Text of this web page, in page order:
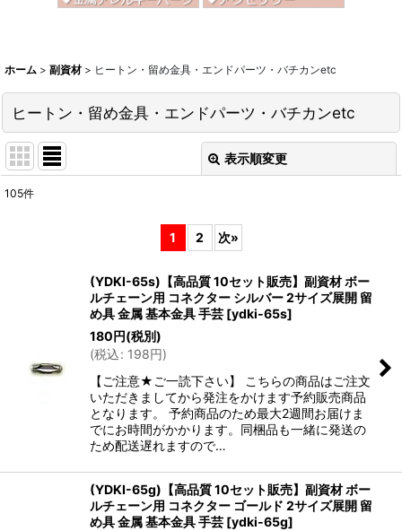
ホーム > 副資材 > ヒートン・留め金具・エンドパーツ・バチカンetc
ヒートン・留め金具・エンドパーツ・バチカンetc
表示順変更
絞り込む
105件
1 2 次»
(YDKI-65s)【高品質 10セット販売】副資材 ボー
ルチェーン用 コネクター シルバー 2サイズ展開 留
め具 金属 基本金具 手芸 [ydki-65s]
180円(税別)
(税込: 198円)
【ご注意★ご一読下さい】 こちらの商品はご注文
いただきましてから発注をかけます予約販売商品
となります。 予約商品のため最大2週間お届けま
でにお時間がかかります。同梱品も一緒に発送の
ため配送遅れますので…
(YDKI-65g)【高品質 10セット販売】副資材 ボー
ルチェーン用 コネクター ゴールド 2サイズ展開 留
め具 金属 基本金具 手芸 [ydki-65g]